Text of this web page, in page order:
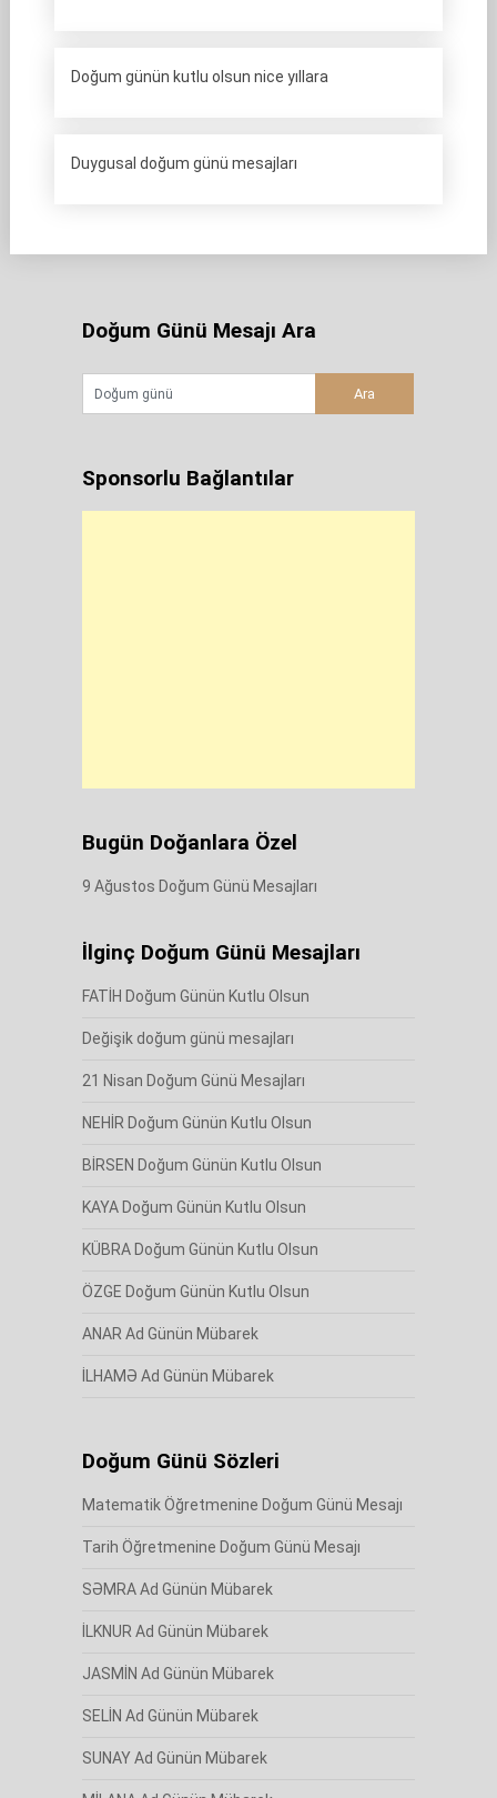
Doğum günün kutlu olsun nice yıllara
Duygusal doğum günü mesajları
Doğum Günü Mesajı Ara
Sponsorlu Bağlantılar
Bugün Doğanlara Özel
9 Ağustos Doğum Günü Mesajları
İlginç Doğum Günü Mesajları
FATİH Doğum Günün Kutlu Olsun
Değişik doğum günü mesajları
21 Nisan Doğum Günü Mesajları
NEHİR Doğum Günün Kutlu Olsun
BİRSEN Doğum Günün Kutlu Olsun
KAYA Doğum Günün Kutlu Olsun
KÜBRA Doğum Günün Kutlu Olsun
ÖZGE Doğum Günün Kutlu Olsun
ANAR Ad Günün Mübarek
İLHAMƏ Ad Günün Mübarek
Doğum Günü Sözleri
Matematik Öğretmenine Doğum Günü Mesajı
Tarih Öğretmenine Doğum Günü Mesajı
SƏMRA Ad Günün Mübarek
İLKNUR Ad Günün Mübarek
JASMİN Ad Günün Mübarek
SELİN Ad Günün Mübarek
SUNAY Ad Günün Mübarek